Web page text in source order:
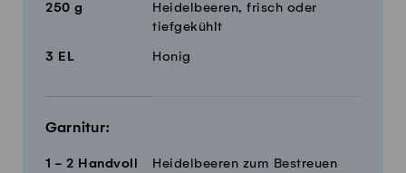
250 g
Heidelbeeren, frisch oder
tiefgekühlt
3 EL Honig
Garnitur:
1 - 2 Handvoll Heidelbeeren zum Bestreuen